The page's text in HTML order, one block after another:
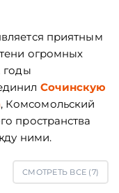
приятным
огромных
годы
Сочинскую
, Комсомольский
пространства
ними.
СМОТРЕТЬ ВСЕ (7)